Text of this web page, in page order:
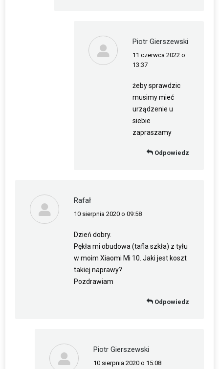
Piotr Gierszewski
napisał(a):
11 czerwca 2022 o
13:37
żeby sprawdzic
musimy mieć
urządzenie u
siebie
zapraszamy
Odpowiedz
Rafał
napisał(a):
10 sierpnia 2020 o 09:58
Dzień dobry.
Pękła mi obudowa (tafla szkła) z tyłu
w moim Xiaomi Mi 10. Jaki jest koszt
takiej naprawy?
Pozdrawiam
Odpowiedz
Piotr Gierszewski
napisał(a):
10 sierpnia 2020 o 15:08